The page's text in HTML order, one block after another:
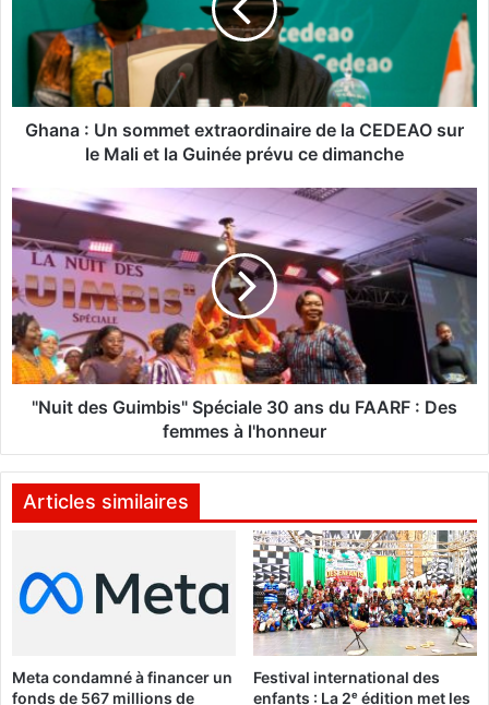
s
e
t
e
t
r
a
o
r
a
e
E
D
Ghana : Un sommet extraordinaire de la CEDEAO sur
le Mali et la Guinée prévu ce dimanche
"
N
u
t
d
e
s
G
m
b
s
p
é
a
"Nuit des Guimbis" Spéciale 30 ans du FAARF : Des
femmes à l'honneur
Articles similaires
Meta condamné à financer un
fonds de 567 millions de
Festival international des
enfants : La 2ᵉ édition met les